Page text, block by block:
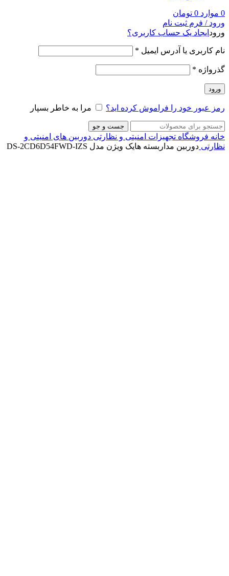
0 موارد 0 تومان
ورود / فرم ثبت نام
ورود ایجاد یک حساب کاربری؟
نام کاربری یا آدرس ایمیل *
گذرواژه *
ورود
رمز عبور خود را فراموش کرده اید؟ مرا به خاطر بسپار
جست و جو
خانه فروشگاه تجهیزات امنیتی و نظارتی دوربین های امنیتی و
نظارتی دوربین مداربسته هایک ویژن مدل DS-2CD6D54FWD-IZS